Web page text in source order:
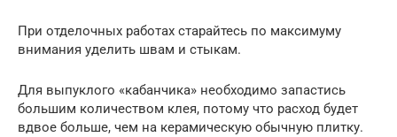
При отделочных работах старайтесь по максимуму
внимания уделить швам и стыкам.
Для выпуклого «кабанчика» необходимо запастись
большим количеством клея, потому что расход будет
вдвое больше, чем на керамическую обычную плитку.